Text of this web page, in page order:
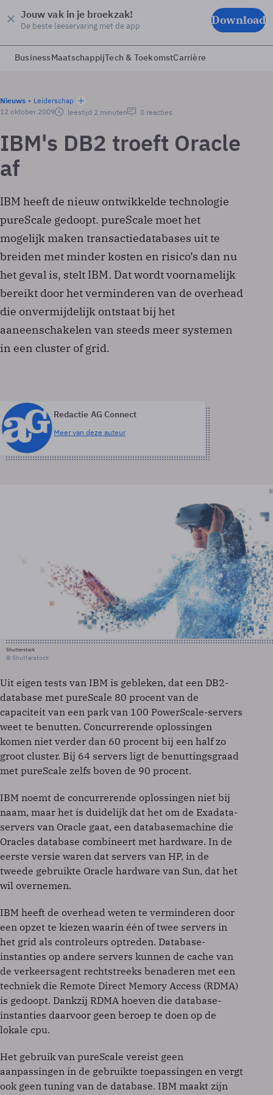
Jouw vak in je broekzak!
De beste leeservaring met de app Download
BusinessMaatschappijTech & ToekomstCarrière
Nieuws
Leiderschap
12 oktober 2009
leestijd 2 minuten 0 reacties
IBM's DB2 troeft Oracle
af
IBM heeft de nieuw ontwikkelde technologie
pureScale gedoopt. pureScale moet het
mogelijk maken transactiedatabases uit te
breiden met minder kosten en risico’s dan nu
het geval is, stelt IBM. Dat wordt voornamelijk
bereikt door het verminderen van de overhead
die onvermijdelijk ontstaat bij het
aaneenschakelen van steeds meer systemen
in een cluster of grid.
Redactie AG Connect
Meer van deze auteur
Shutterstock
© Shutterstock
Uit eigen tests van IBM is gebleken, dat een DB2-
database met pureScale 80 procent van de
capaciteit van een park van 100 PowerScale-servers
weet te benutten. Concurrerende oplossingen
komen niet verder dan 60 procent bij een half zo
groot cluster. Bij 64 servers ligt de benuttingsgraad
met pureScale zelfs boven de 90 procent.
IBM noemt de concurrerende oplossingen niet bij
naam, maar het is duidelijk dat het om de Exadata-
servers van Oracle gaat, een databasemachine die
Oracles database combineert met hardware. In de
eerste versie waren dat servers van HP, in de
tweede gebruikte Oracle hardware van Sun, dat het
wil overnemen.
IBM heeft de overhead weten te verminderen door
een opzet te kiezen waarin één of twee servers in
het grid als controleurs optreden. Database-
instanties op andere servers kunnen de cache van
de verkeersagent rechtstreeks benaderen met een
techniek die Remote Direct Memory Access (RDMA)
is gedoopt. Dankzij RDMA hoeven die database-
instanties daarvoor geen beroep te doen op de
lokale cpu.
Het gebruik van pureScale vereist geen
aanpassingen in de gebruikte toepassingen en vergt
ook geen tuning van de database. IBM maakt zijn